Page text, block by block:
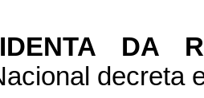
DA
decreta